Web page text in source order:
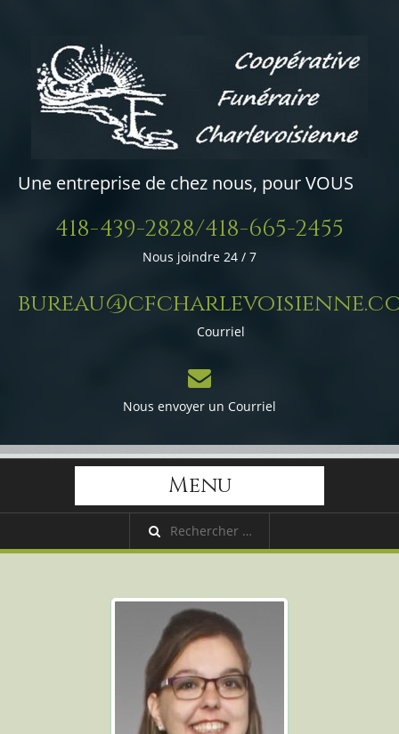
Une entreprise de chez nous, pour VOUS
418-439-2828/418-665-2455
Nous joindre 24 / 7
Courriel
Nous envoyer un Courriel
Menu